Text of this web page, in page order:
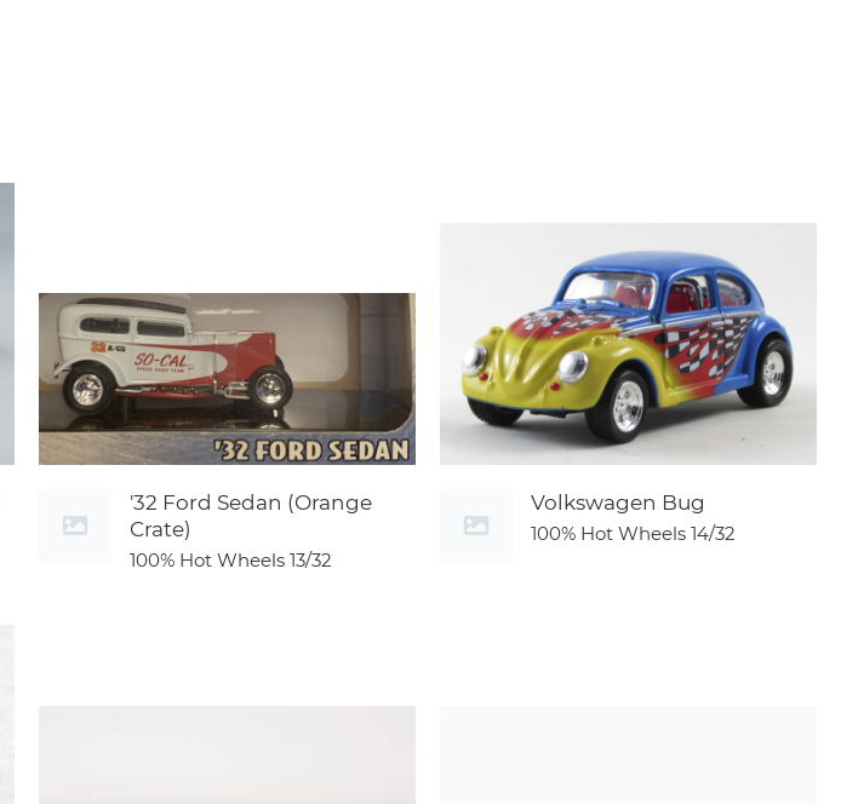
'32 Ford Sedan (Orange
Crate)
100% Hot Wheels 13/32
Volkswagen Bug
100% Hot Wheels 14/32